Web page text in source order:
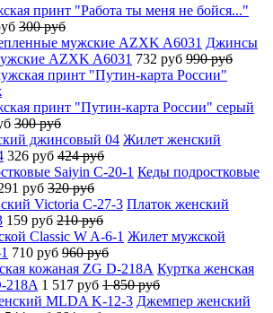
принт "Работа ты меня не бойся..."
300 руб
Джинсы
AZXK A6031 732 руб 990 руб
принт "Путин-карта России" серый
300 руб
Жилет женский
326 руб 424 руб
Кеды подростковые
руб 320 руб
Платок женский
159 руб 210 руб
Жилет мужской
710 руб 960 руб
Куртка женская
218A 1 517 руб 1 850 руб
Джемпер женский